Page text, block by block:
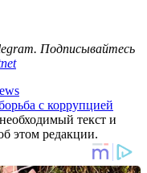
Подписывайтесь
с коррупцией
текст и
этом редакции.